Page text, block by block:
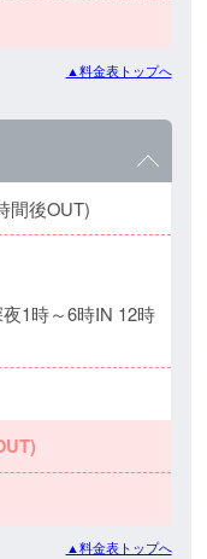
▲料金表トップへ
間後OUT)
1時～6時IN 12時
▲料金表トップへ